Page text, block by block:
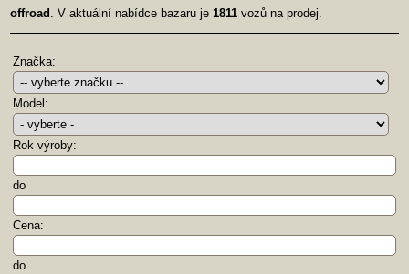
offroad . V aktuální nabídce bazaru je 1811 vozů na prodej.
Značka:
Model:
Rok výroby:
do
Cena:
do